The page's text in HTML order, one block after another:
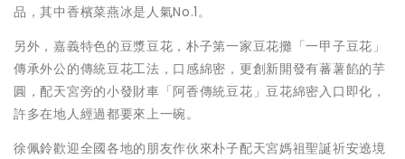
品，其中香檳菜燕冰是人氣No.1。
另外，嘉義特色的豆漿豆花，朴子第一家豆花攤「一甲子豆花」
傳承外公的傳統豆花工法，口感綿密，更創新開發有蕃薯餡的芋
圓，配天宮旁的小發財車「阿香傳統豆花」豆花綿密入口即化，
許多在地人經過都要來上一碗。
徐佩鈴歡迎全國各地的朋友作伙來朴子配天宮媽祖聖誕祈安遶境